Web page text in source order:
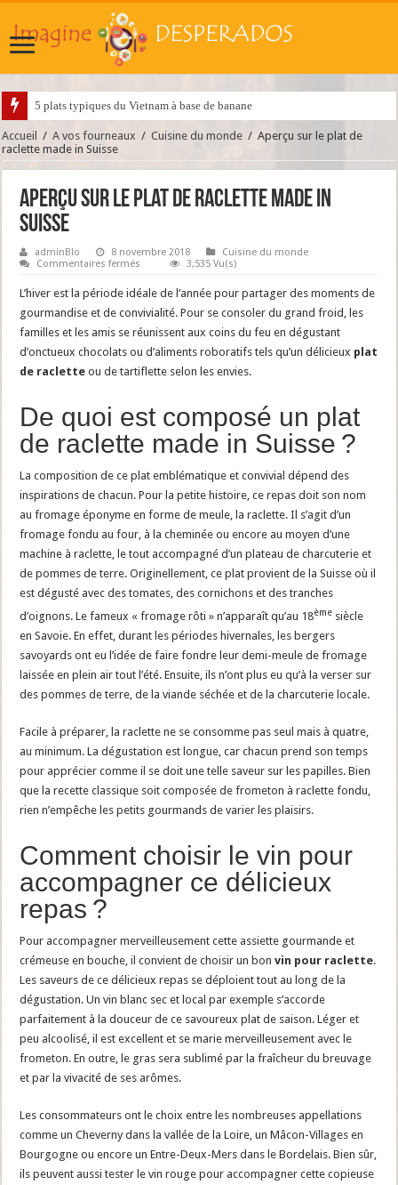
5 plats typiques du Vietnam à base de banane
Accueil / A vos fourneaux / Cuisine du monde / Aperçu sur le plat de
raclette made in Suisse
Aperçu sur le plat de raclette made in
Suisse
adminBlo 8 novembre 2018
Cuisine du monde
Commentaires fermés
le
plat
de
raclette
in
Suisse
3,535 Vu(s)
L’hiver est la période idéale de l’année pour partager des moments de
gourmandise et de convivialité. Pour se consoler du grand froid, les
familles et les amis se réunissent aux coins du feu en dégustant
d’onctueux chocolats ou d’aliments roboratifs tels qu’un délicieux plat
de raclette ou de tartiflette selon les envies.
De quoi est composé un plat
de raclette made in Suisse ?
La composition de ce plat emblématique et convivial dépend des
inspirations de chacun. Pour la petite histoire, ce repas doit son nom
au fromage éponyme en forme de meule, la raclette. Il s’agit d’un
fromage fondu au four, à la cheminée ou encore au moyen d’une
machine à raclette, le tout accompagné d’un plateau de charcuterie et
de pommes de terre. Originellement, ce plat provient de la Suisse où il
est dégusté avec des tomates, des cornichons et des tranches
d’oignons. Le fameux « fromage rôti » n’apparaît qu’au 18ème siècle
en Savoie. En effet, durant les périodes hivernales, les bergers
savoyards ont eu l’idée de faire fondre leur demi-meule de fromage
laissée en plein air tout l’été. Ensuite, ils n’ont plus eu qu’à la verser sur
des pommes de terre, de la viande séchée et de la charcuterie locale.
Facile à préparer, la raclette ne se consomme pas seul mais à quatre,
au minimum. La dégustation est longue, car chacun prend son temps
pour apprécier comme il se doit une telle saveur sur les papilles. Bien
que la recette classique soit composée de frometon à raclette fondu,
rien n’empêche les petits gourmands de varier les plaisirs.
Comment choisir le vin pour
accompagner ce délicieux
repas ?
Pour accompagner merveilleusement cette assiette gourmande et
crémeuse en bouche, il convient de choisir un bonvin pour raclette.
Les saveurs de ce délicieux repas se déploient tout au long de la
dégustation. Un vin blanc sec et local par exemple s’accorde
parfaitement à la douceur de ce savoureux plat de saison. Léger et
peu alcoolisé, il est excellent et se marie merveilleusement avec le
frometon. En outre, le gras sera sublimé par la fraîcheur du breuvage
et par la vivacité de ses arômes.
Les consommateurs ont le choix entre les nombreuses appellations
comme un Cheverny dans la vallée de la Loire, un Mâcon-Villages en
Bourgogne ou encore un Entre-Deux-Mers dans le Bordelais. Bien sûr,
ils peuvent aussi tester le vin rouge pour accompagner cette copieuse